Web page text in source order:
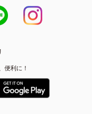
便利に！